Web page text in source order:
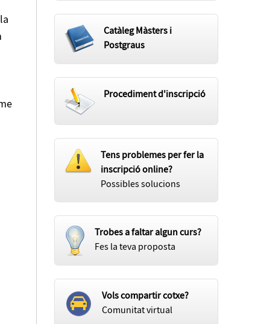
Catàleg Màsters i
Postgraus
Procediment d'inscripció
Tens problemes per fer la
inscripció online?
Possibles solucions
Trobes a faltar algun curs?
Fes la teva proposta
Vols compartir cotxe?
Comunitat virtual